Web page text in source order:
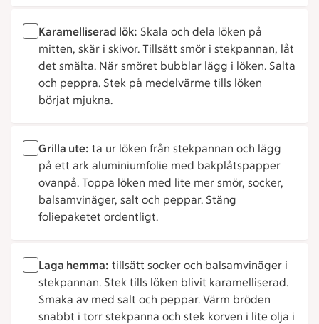
Karamelliserad lök: Skala och dela löken på
mitten, skär i skivor. Tillsätt smör i stekpannan, låt
det smälta. När smöret bubblar lägg i löken. Salta
och peppra. Stek på medelvärme tills löken
börjat mjukna.
Grilla ute: ta ur löken från stekpannan och lägg
på ett ark aluminiumfolie med bakplåtspapper
ovanpå. Toppa löken med lite mer smör, socker,
balsamvinäger, salt och peppar. Stäng
foliepaketet ordentligt.
Laga hemma: tillsätt socker och balsamvinäger i
stekpannan. Stek tills löken blivit karamelliserad.
Smaka av med salt och peppar. Värm bröden
snabbt i torr stekpanna och stek korven i lite olja i